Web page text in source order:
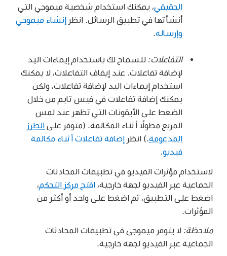
الحقيقي، يمكنك استخدام شخصية ميموجي التي
أنشأتها في تطبيق الرسائل. انظرإنشاء ميموجي
وإرساله
التفاعلات: للسماح لك باستخدام إيماءات اليد
لإضافة تفاعلات. عند إيقاف التفاعلات، لا يمكنك
استخدام إيماءات اليد لإضافة تفاعلات، ولكن
يمكنك إضافة تفاعلات في فيس تايم من خلال
الضغط على الأيقونات التي تظهر عند لمس
المربع مطولًا أثناء المكالمة. (متوفر علىالطرز
المدعومة .) انظرإضافة تفاعلات أثناء مكالمة
فيديو
لاستخدام مؤثرات الفيديو في تطبيقات المحادثات
الجماعية عبر الفيديو لجهة خارجية، افتح مركز التحكم،
اضغط على التطبيق، ثم اضغط على واحد أو أكثر من
المؤثرات.
ملاحظة: لا يتوفر ميموجي في تطبيقات المحادثات
الجماعية عبر الفيديو لجهة خارجية.